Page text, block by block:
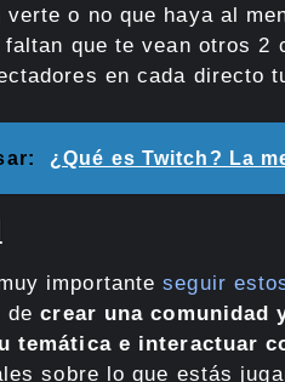
verte o no que haya al
que te vean otros 2
en cada directo
¿Qué es Twitch? La
importante seguir
decrear una comunidad
temática e interactuar
sobre lo que estás